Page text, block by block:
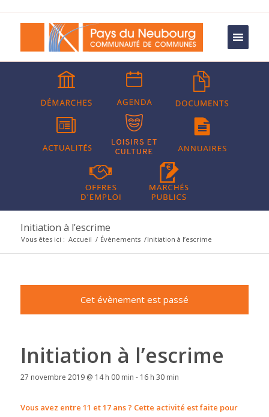
Initiation à l’escrime
Vous êtes ici : Accueil / Évènements /Initiation à l’escrime
Cet évènement est passé
Initiation à l’escrime
27 novembre 2019 @ 14 h 00 min - 16 h 30 min
Vous avez entre 11 et 17 ans ? Cette activité est faite pour